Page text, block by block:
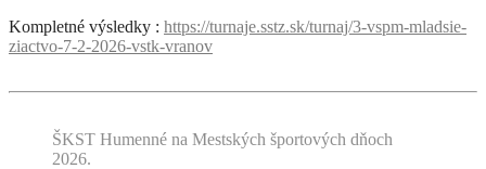
Kompletné výsledky : https://turnaje.sstz.sk/turnaj/3-vspm-mladsie-
ziactvo-7-2-2026-vstk-vranov
ŠKST Humenné na Mestských športových dňoch
2026.